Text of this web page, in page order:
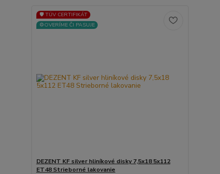
🛡️ TÜV CERTIFIKÁT
⚙️OVERÍME ČI PASUJE
DEZENT KF silver hliníkové disky 7,5x18 5x112
ET48 Strieborné lakovanie